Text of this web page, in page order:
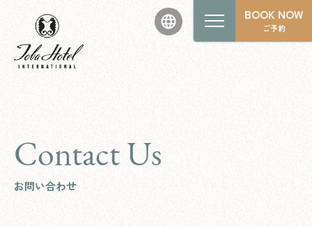
BOOK NOW
ご予約
Contact Us
お問い合わせ